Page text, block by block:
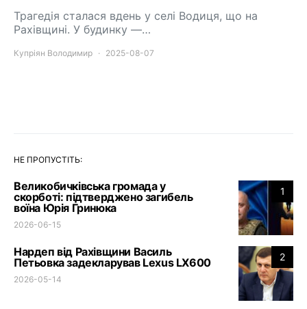
Трагедія сталася вдень у селі Водиця, що на
Рахівщині. У будинку —…
Купріян Володимир 2025-08-07
НЕ ПРОПУСТІТЬ:
1
Великобичківська громада у
скорботі: підтверджено загибель
воїна Юрія Гринюка
2026-06-15
2
Нардеп від Рахівщини Василь
Петьовка задекларував Lexus LX600
2026-05-14